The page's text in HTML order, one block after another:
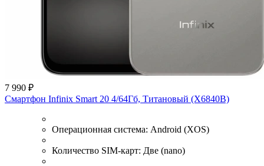
7 990 ₽
Смартфон Infinix Smart 20 4/64Гб, Титановый (X6840B)
Операционная система: Android (XOS)
Количество SIM-карт: Две (nano)